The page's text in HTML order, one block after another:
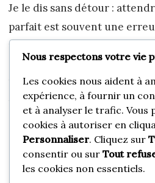
Je le dis sans détour :
parfait est souvent une
rapide avec pièces
dossier tardif mais bien
les assureurs gèrent mieux
même avec des
Questions
Nous respectons votre vie
Les cookies nous aident à
expérience, à fournir un
et à analyser le trafic. Vous
cookies à autoriser en
Personnaliser. Cliquez sur
consentir ou sur Tout
les cookies non essentiels.